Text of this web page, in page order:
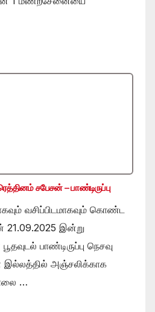
சபேசன் – பாண்டிருப்பு
வசிப்பிடமாகவும் கொண்ட
21.09.2025 இன்று
பாண்டிருப்பு நெசவு
இல்லத்தில் அஞ்சலிக்காக
…